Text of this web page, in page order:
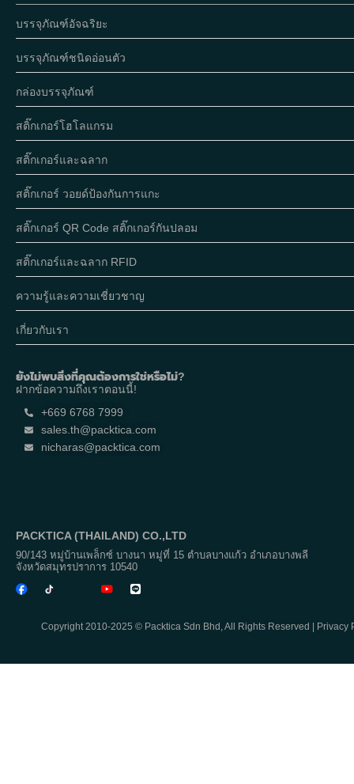
บรรจุภัณฑ์อัจฉริยะ
บรรจุภัณฑ์ชนิดอ่อนตัว
กล่องบรรจุภัณฑ์
สติ๊กเกอร์โฮโลแกรม
สติ๊กเกอร์และฉลาก
สติ๊กเกอร์ วอยด์ป้องกันการแกะ
สติ๊กเกอร์ QR Code สติ๊กเกอร์กันปลอม
สติ๊กเกอร์และฉลาก RFID
ความรู้และความเชี่ยวชาญ
เกี่ยวกับเรา
ยังไม่พบสิ่งที่คุณต้องการใช่หรือไม่?
ฝากข้อความถึงเราตอนนี้!
+669 6768 7999
sales.th@packtica.com
nicharas@packtica.com
PACKTICA (THAILAND) CO.,LTD
90/143 หมู่บ้านเพล็กซ์ บางนา หมู่ที่ 15 ตำบลบางแก้ว อำเภอบางพลี
จังหวัดสมุทรปราการ 10540
Copyright 2010-2025 © Packtica Sdn Bhd, All Rights Reserved | Privacy